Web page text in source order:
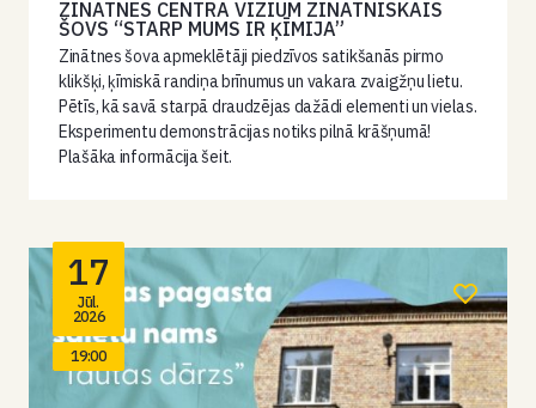
ZINĀTNES CENTRA VIZIUM ZINĀTNISKAIS
ŠOVS “STARP MUMS IR ĶĪMIJA”
Zinātnes šova apmeklētāji piedzīvos satikšanās pirmo
klikšķi, ķīmiskā randiņa brīnumus un vakara zvaigžņu lietu.
Pētīs, kā savā starpā draudzējas dažādi elementi un vielas.
Eksperimentu demonstrācijas notiks pilnā krāšņumā!
Plašāka informācija šeit.
17
Jūl.
2026
19:00